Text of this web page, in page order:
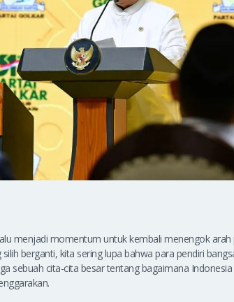
menjadi momentum untuk kembali menengok
berganti, kita sering lupa bahwa para pendiri
sebuah cita-cita besar tentang bagaimana